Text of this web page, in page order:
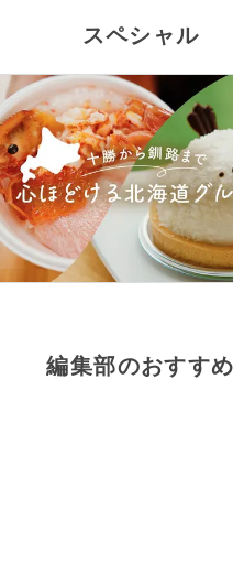
スペシャル
編集部のおすすめ